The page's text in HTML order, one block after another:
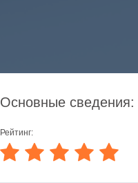
Основные сведения:
Рейтинг: